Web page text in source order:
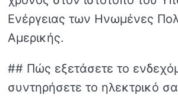
Ενέργειας των Ηνωμένες
Αμερικής.
## Πώς εξετάσετε το
συντηρήσετε το ηλεκτρικό